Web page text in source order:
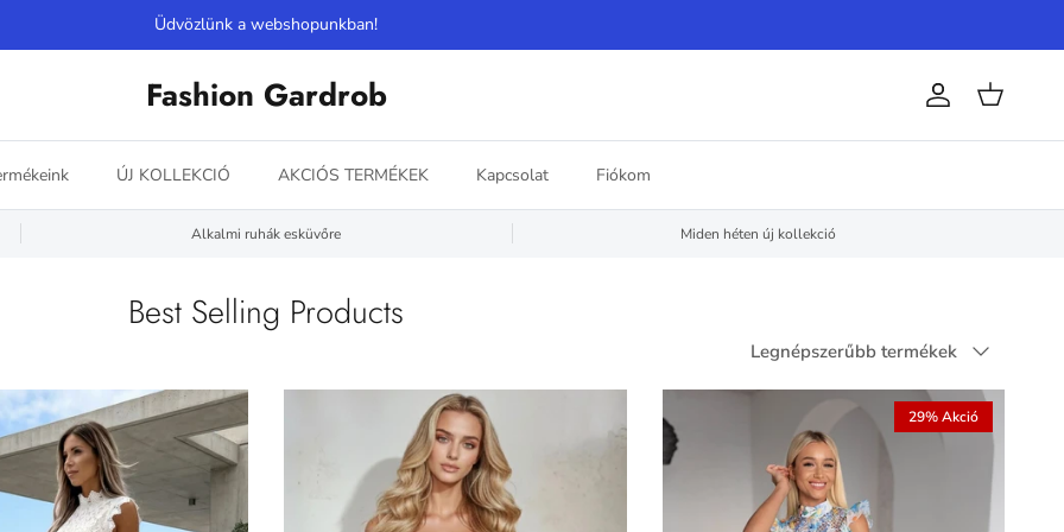
Üdvözlünk a webshopunkban!
Fashion Gardrob Kosár
ÚJ KOLLEKCIÓ AKCIÓS TERMÉKEK Kapcsolat Fiókom
Alkalmi ruhák esküvőre Miden héten új kollekció
Best Selling Products
Rendezés
Legnépszerűbb termékek
29% Akció